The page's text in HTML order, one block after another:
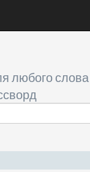
любого слова